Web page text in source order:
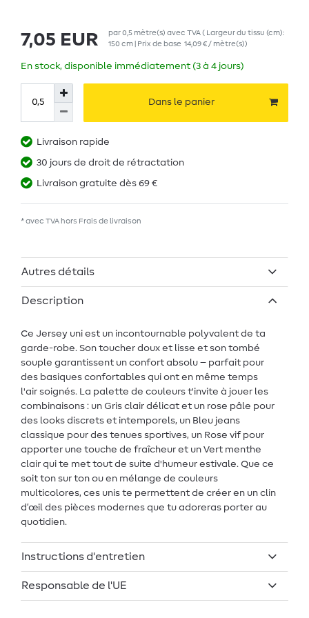
7,05 EUR par0,5 mètre(s) avec TVA( Largeur du tissu (cm):
150 cm | Prix de base 14,09 € / mètre(s))
En stock, disponible immédiatement (3 à 4 jours)
Dans le panier
Livraison rapide
30 jours de droit de rétractation
Livraison gratuite dès 69 €
* avec TVA hors Frais de livraison
Autres détails
Description
Ce Jersey uni est un incontournable polyvalent de ta
garde-robe. Son toucher doux et lisse et son tombé
souple garantissent un confort absolu – parfait pour
des basiques confortables qui ont en même temps
l'air soignés. La palette de couleurs t'invite à jouer les
combinaisons : un Gris clair délicat et un rose pâle pour
des looks discrets et intemporels, un Bleu jeans
classique pour des tenues sportives, un Rose vif pour
apporter une touche de fraîcheur et un Vert menthe
clair qui te met tout de suite d'humeur estivale. Que ce
soit ton sur ton ou en mélange de couleurs
multicolores, ces unis te permettent de créer en un clin
d’œil des pièces modernes que tu adoreras porter au
quotidien.
Instructions d'entretien
Responsable de l'UE